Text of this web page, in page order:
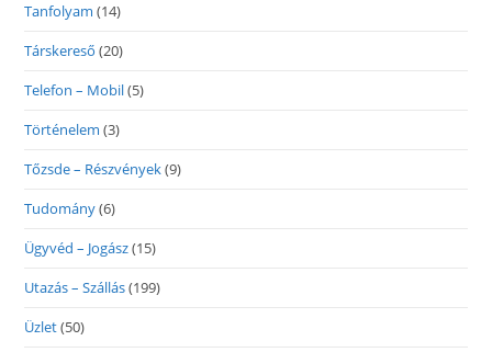
Tanfolyam (14)
Társkereső (20)
Telefon – Mobil(5)
Történelem (3)
Tőzsde – Részvények(9)
Tudomány(6)
Ügyvéd – Jogász(15)
Utazás – Szállás(199)
Üzlet(50)